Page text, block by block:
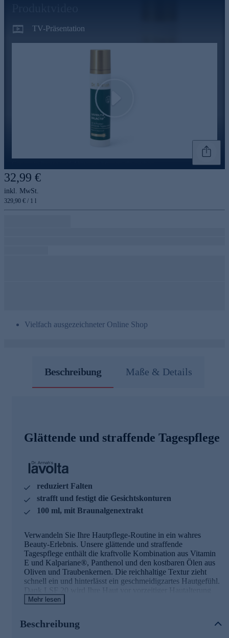
TV-Präsentation
32,99 €
inkl. MwSt.
329,90 € / 1 l
Vielfach ausgezeichneter Online Shop
Beschreibung Maße & Details
Glättende und straffende Tagespflege
reduziert Falten
strafft und festigt die Gesichtskonturen
100 ml, mit Braunalgenextrakt
Verwandeln Sie Ihre Hautpflege-Routine in ein wahres
Beauty-Erlebnis. Unsere glättende und straffende
Tagespflege enthält die kraftvolle Kombination aus Vitamin
E und Kalpariane®, Panthenol und den kostbaren Ölen aus
Oliven und Traubenkernen. Die reichhaltige Textur zieht
schnell ein und hinterlässt ein geschmeidigzartes Hautgefühl.
Dank LSF 20 wird Ihre Haut vor vorzeitiger Hautalterung
geschützt. Die Hautverträglichkeit ist dermatologisch
Die Inhaltsstoffe und ihre Wirkweisen
Mehr lesen
Beschreibung